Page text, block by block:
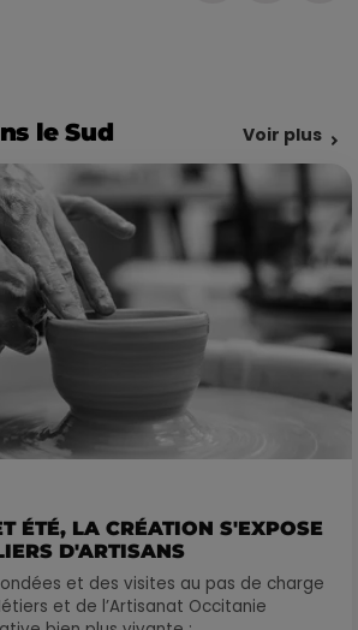
le Sud Voir plus
ÉTÉ, LA CRÉATION S'EXPOSE
D'ARTISANS
et des visites au pas de charge
et de l’Artisanat Occitanie